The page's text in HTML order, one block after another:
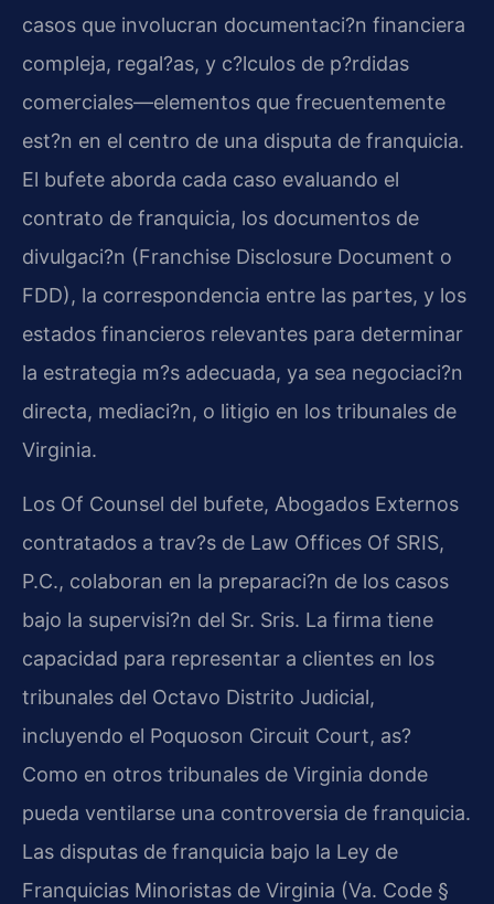
casos que involucran documentaci?n financiera
compleja, regal?as, y c?lculos de p?rdidas
comerciales—elementos que frecuentemente
est?n en el centro de una disputa de franquicia.
El bufete aborda cada caso evaluando el
contrato de franquicia, los documentos de
divulgaci?n (Franchise Disclosure Document o
FDD), la correspondencia entre las partes, y los
estados financieros relevantes para determinar
la estrategia m?s adecuada, ya sea negociaci?n
directa, mediaci?n, o litigio en los tribunales de
Virginia.
Los Of Counsel del bufete, Abogados Externos
contratados a trav?s de Law Offices Of SRIS,
P.C., colaboran en la preparaci?n de los casos
bajo la supervisi?n del Sr. Sris. La firma tiene
capacidad para representar a clientes en los
tribunales del Octavo Distrito Judicial,
incluyendo el Poquoson Circuit Court, as?
Como en otros tribunales de Virginia donde
pueda ventilarse una controversia de franquicia.
Las disputas de franquicia bajo la Ley de
Franquicias Minoristas de Virginia (Va. Code §